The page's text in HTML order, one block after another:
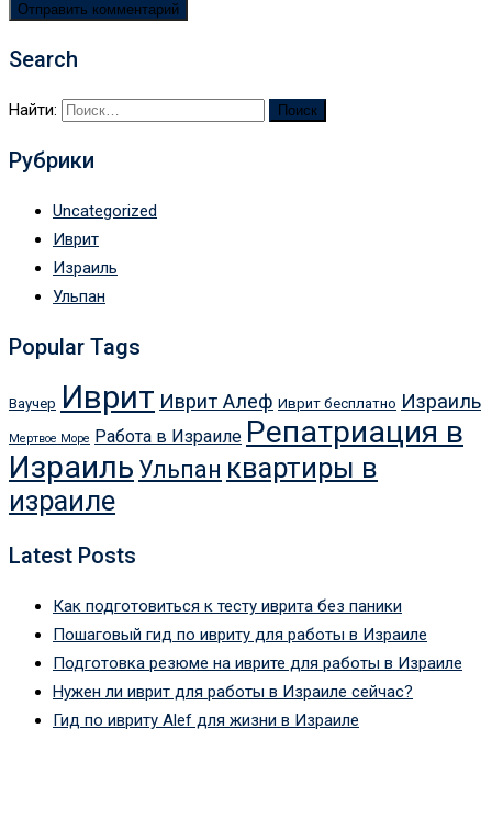
Search
Найти:
Рубрики
Uncategorized
Иврит
Израиль
Ульпан
Popular Tags
Ваучер Иврит Иврит Алеф Иврит бесплатно Израиль
Мертвое Море Работа в Израиле Репатриация в
Израиль Ульпан квартиры в
израиле
Latest Posts
Как подготовиться к тесту иврита без паники
Пошаговый гид по ивриту для работы в Израиле
Подготовка резюме на иврите для работы в Израиле
Нужен ли иврит для работы в Израиле сейчас?
Гид по ивриту Alef для жизни в Израиле